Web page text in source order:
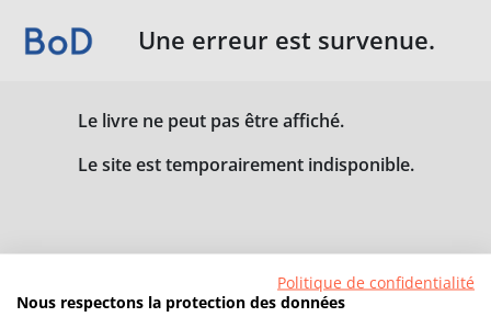
Une erreur est survenue.
Le livre ne peut pas être affiché.
Le site est temporairement indisponible.
Politique de confidentialité
Nous respectons la protection des données